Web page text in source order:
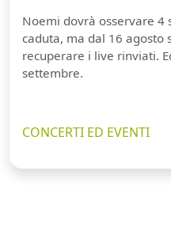
Noemi dovrà osservare 4
caduta, ma dal 16 agosto
recuperare i live rinviati.
settembre.
CONCERTI ED EVENTI